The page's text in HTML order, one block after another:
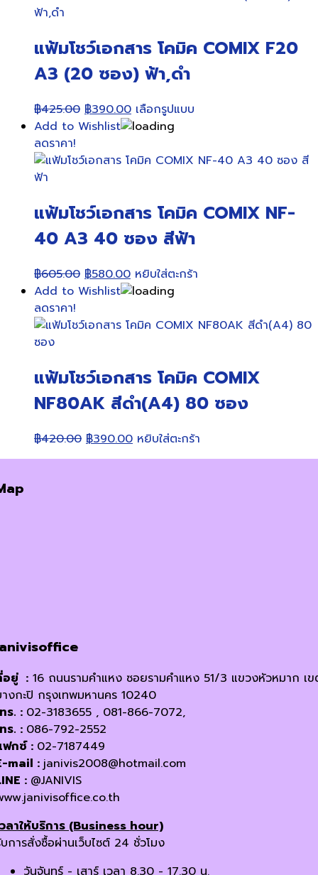
แฟ้มโชว์เอกสาร โคมิค COMIX F20
A3 (20 ซอง) ฟ้า,ดำ
฿425.00 Original
price
฿425.00.
฿390.00Current
price
฿390.00.
เลือกรูปแบบ
multiple
options
be
on
page
Add to Wishlist
ลดราคา!
แฟ้มโชว์เอกสาร โคมิค COMIX NF-
40 A3 40 ซอง สีฟ้า
฿605.00 Original
price
฿605.00.
฿580.00Current
price
฿580.00.
หยิบใส่ตะกร้า
Add to Wishlist
ลดราคา!
แฟ้มโชว์เอกสาร โคมิค COMIX
NF80AK สีดำ(A4) 80 ซอง
฿420.00 Original
price
฿390.00Current
price
หยิบใส่ตะกร้า
อยู่ : 16 ถนนรามคำแหง ซอยรามคำแหง 51/3 แขวงหัวหมาก เ
งกะปิ กรุงเทพมหานคร 10240
ร. : 02-3183655 , 081-866-7072,
ร. : 086-792-2552
กซ์ : 02-7187449
mail : janivis2008@hotmail.com
: @JANIVIS
ลาให้บริการ (Business hour)
การสั่งซื้อผ่านเว็บไซต์ 24 ชั่วโมง